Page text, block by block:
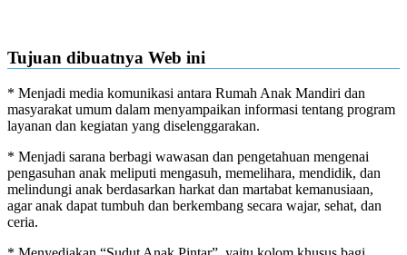
Tujuan dibuatnya Web ini
* Menjadi media komunikasi antara Rumah Anak Mandiri dan
masyarakat umum dalam menyampaikan informasi tentang program
layanan dan kegiatan yang diselenggarakan.
* Menjadi sarana berbagi wawasan dan pengetahuan mengenai
pengasuhan anak meliputi mengasuh, memelihara, mendidik, dan
melindungi anak berdasarkan harkat dan martabat kemanusiaan,
agar anak dapat tumbuh dan berkembang secara wajar, sehat, dan
ceria.